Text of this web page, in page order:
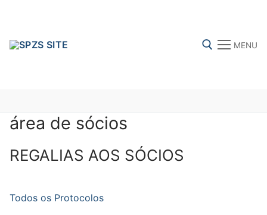
MENU
FRENTE COMUM
for:
área de sócios
REGALIAS AOS SÓCIOS
Todos os Protocolos